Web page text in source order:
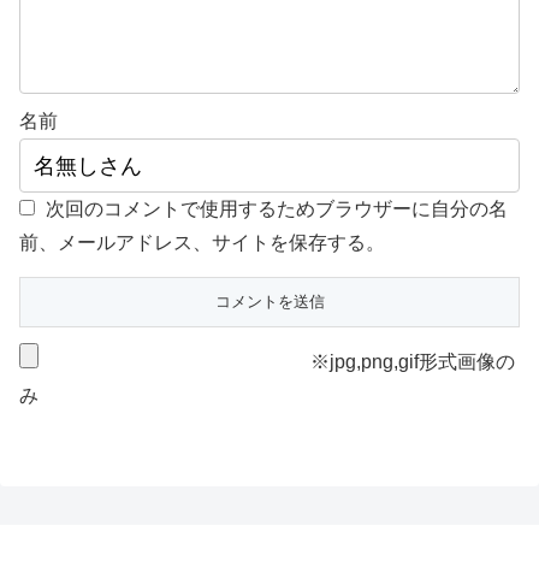
名前
次回のコメントで使用するためブラウザーに自分の名
前、メールアドレス、サイトを保存する。
※jpg,png,gif形式画像の
み